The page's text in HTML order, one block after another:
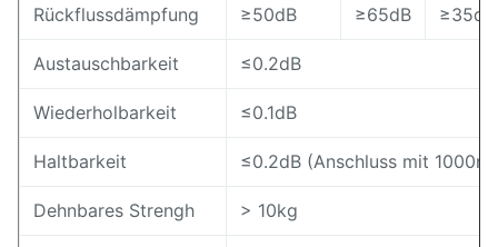
Rückflussdämpfung ≥50dB ≥65dB ≥35dB
Austauschbarkeit ≤0.2dB
Wiederholbarkeit ≤0.1dB
Haltbarkeit ≤0.2dB (Anschluss mit
Dehnbares Strengh > 10kg